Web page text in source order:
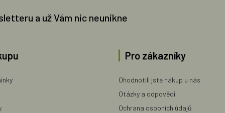
a už Vám nic neunikne
Pro zákazníky
Ohodnotili jste nákup u nás
Otázky a odpovědi
Ochrana osobních údajů